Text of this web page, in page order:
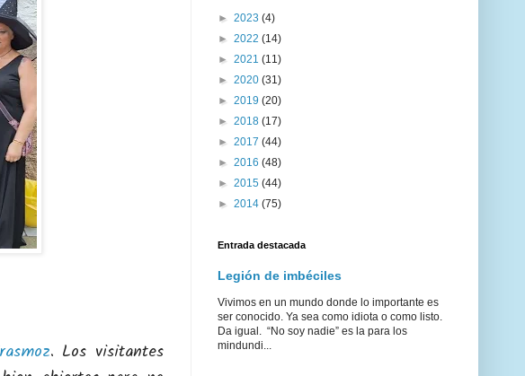
. Los visitantes
► 2023 (4)
► 2022 (14)
► 2021 (11)
► 2020 (31)
► 2019 (20)
► 2018 (17)
► 2017 (44)
► 2016 (48)
► 2015 (44)
► 2014 (75)
Entrada destacada
Legión de imbéciles
Vivimos en un mundo donde lo importante es
ser conocido. Ya sea como idiota o como listo.
Da igual. “No soy nadie” es la para los
mindundi...